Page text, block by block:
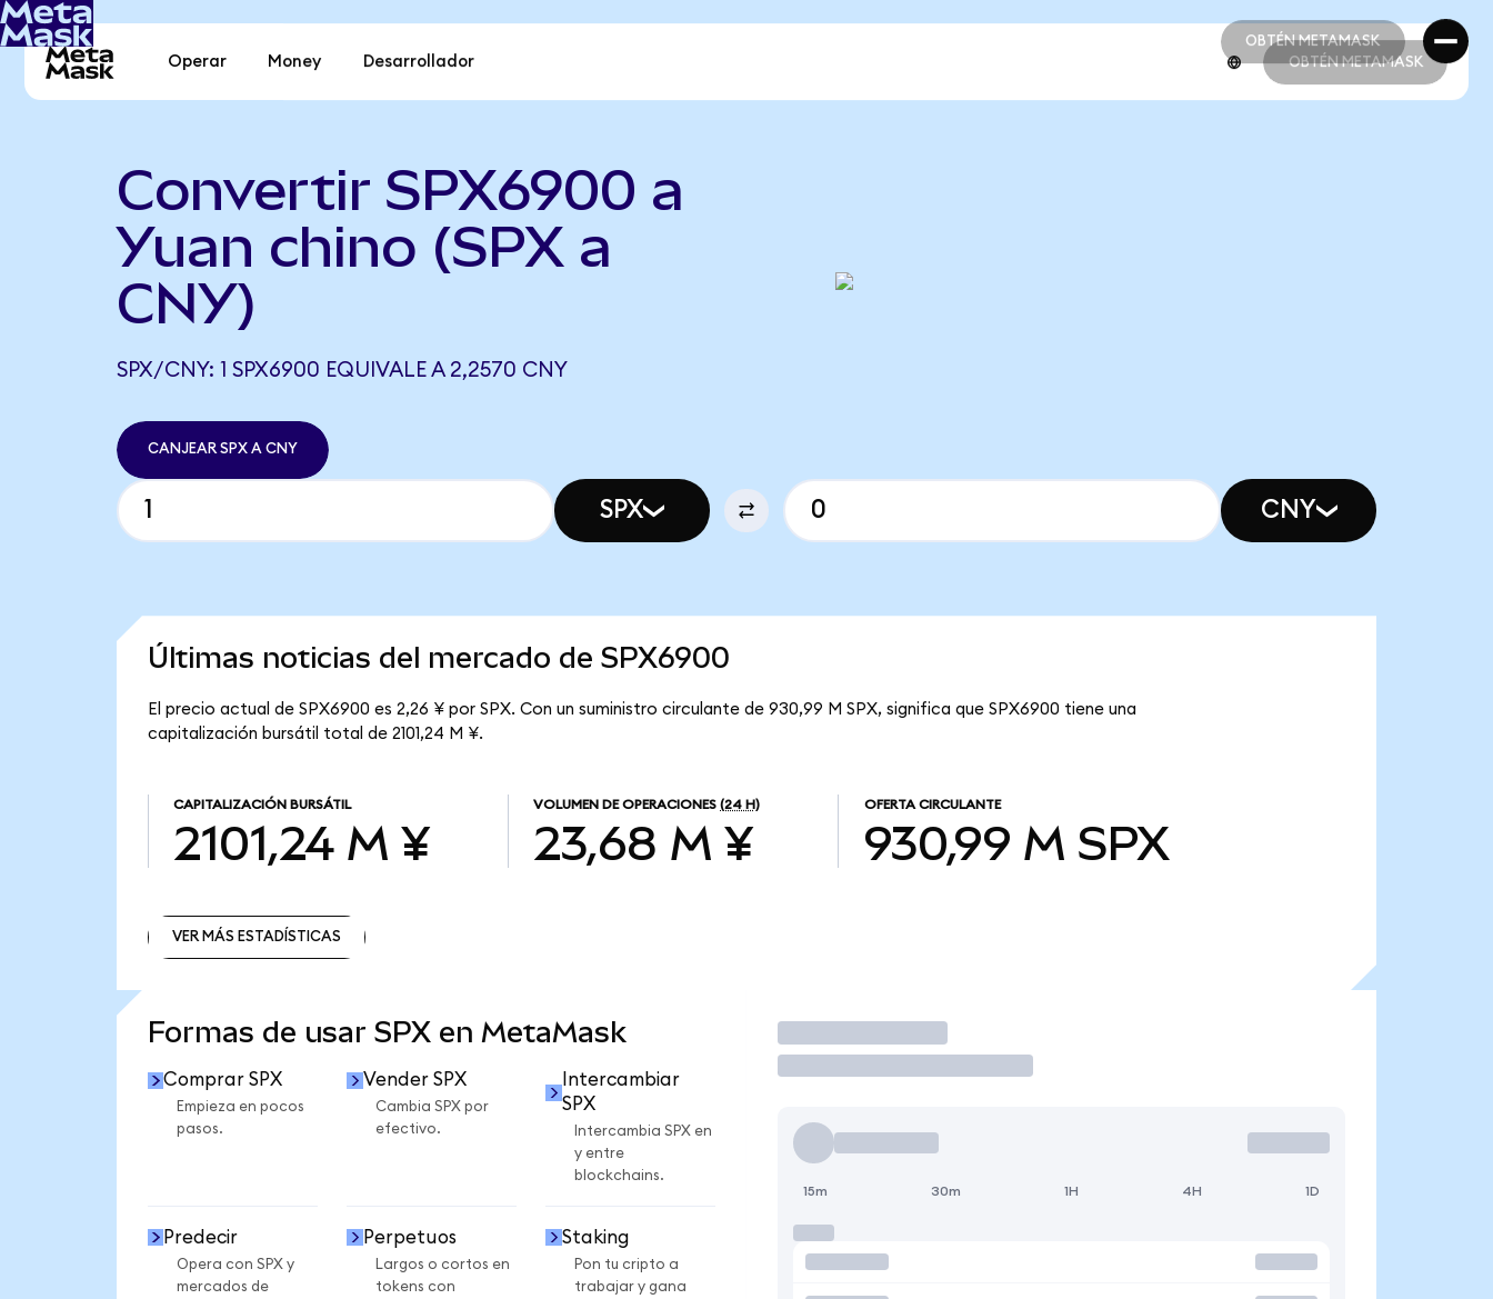
OBTÉN METAMASK
OBTÉN METAMASK
Operar Money Desarrollador OBTÉN METAMASK
Convertir SPX6900 a
Yuan chino (SPX a
CNY)
SPX/CNY: 1 SPX6900 EQUIVALE A 2,2570 CNY
CANJEAR SPX A CNY
SPX CNY
Últimas noticias del mercado de SPX6900
El precio actual de SPX6900 es 2,26 ¥ por SPX. Con un suministro circulante de 930,99 M SPX, significa que SPX6900 tiene una
capitalización bursátil total de 2101,24 M ¥.
CAPITALIZACIÓN BURSÁTIL
2101,24 M ¥
VOLUMEN DE OPERACIONES (24 H)
23,68 M ¥
OFERTA CIRCULANTE
930,99 M SPX
VER MÁS ESTADÍSTICAS
Formas de usar SPX en MetaMask
Comprar SPX
Empieza en pocos
pasos.
Vender SPX
Cambia SPX por
efectivo.
Intercambiar
SPX
Intercambia SPX en
y entre
blockchains.
Predecir
Opera con SPX y
mercados de
Perpetuos
Largos o cortos en
tokens con
Staking
Pon tu cripto a
trabajar y gana
Operar
15m 30m 1H 4H 1D